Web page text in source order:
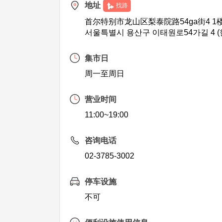
地址 找路
首尔特别市龙山区梨泰院路54ga街4 1
서울특별시 용산구 이태원로54가길 4 (
集市日
周一至周日
营业时间
11:00~19:00
咨询电话
02-3785-3002
停车设施
不可